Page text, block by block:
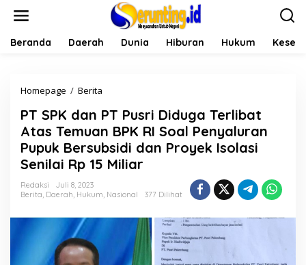
Beranda Daerah Dunia Hiburan Hukum
Homepage / Berita
S
P
K
d
P
T
PT SPK dan PT Pusri Diduga Terlibat
Atas Temuan BPK RI Soal Penyaluran
Pupuk Bersubsidi dan Proyek Isolasi
Senilai Rp 15 Miliar
Redaksi
Juli 8, 2023
Berita, Daerah, Hukum, Nasional 377 Dilihat